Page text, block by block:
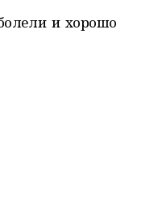
и хорошо